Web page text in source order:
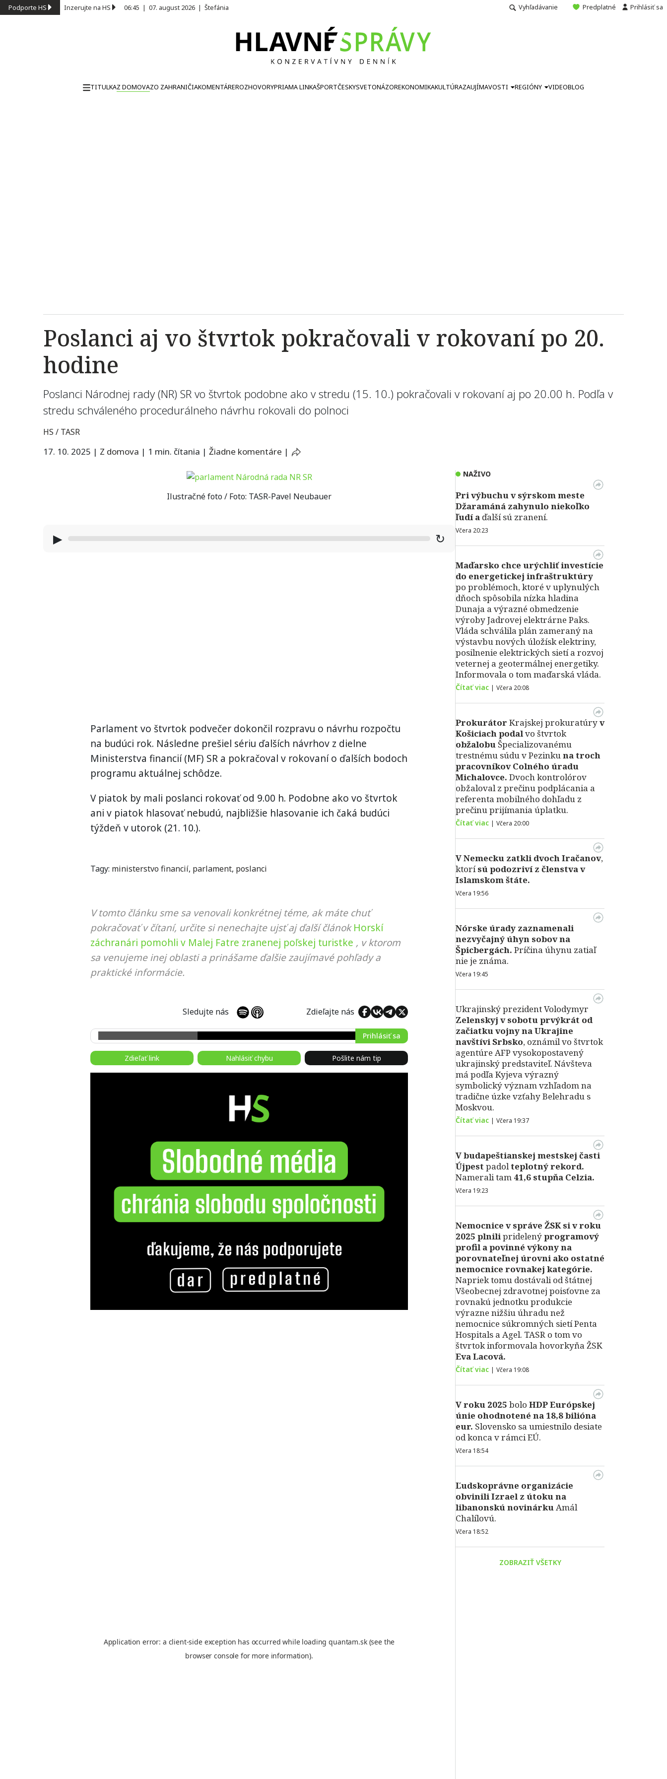
Podporte HS Inzerujte na HS 06:45 | 07. august 2026 | Štefánia Vyhľadávanie Predplatné Prihlásiť sa
TITULKAZ DOMOVAZO ZAHRANIČIAKOMENTÁREROZHOVORYPRIAMA LINKAŠPORTČESKYSVETONÁZOREKONOMIKAKULTÚRAZAUJÍMAVOSTI REGIÓNY VIDEOBLOG
Poslanci aj vo štvrtok pokračovali v rokovaní po 20.
hodine
Poslanci Národnej rady (NR) SR vo štvrtok podobne ako v stredu (15. 10.) pokračovali v rokovaní aj po 20.00 h. Podľa v
stredu schváleného procedurálneho návrhu rokovali do polnoci
HS / TASR
17. 10. 2025 | Z domova | 1 min. čítania | Žiadne komentáre |
Ilustračné foto / Foto: TASR-Pavel Neubauer
▶ ↻
Parlament vo štvrtok podvečer dokončil rozpravu o návrhu rozpočtu
na budúci rok. Následne prešiel sériu ďalších návrhov z dielne
Ministerstva financií (MF) SR a pokračoval v rokovaní o ďalších bodoch
programu aktuálnej schôdze.
V piatok by mali poslanci rokovať od 9.00 h. Podobne ako vo štvrtok
ani v piatok hlasovať nebudú, najbližšie hlasovanie ich čaká budúci
týždeň v utorok (21. 10.).
Tagy: ministerstvo financií, parlament, poslanci
V tomto článku sme sa venovali konkrétnej téme, ak máte chuť
pokračovať v čítaní, určite si nenechajte ujsť aj ďalší článok Horskí
záchranári pomohli v Malej Fatre zranenej poľskej turistke , v ktorom
sa venujeme inej oblasti a prinášame ďalšie zaujímavé pohľady a
praktické informácie.
Sledujte nás Zdieľajte nás
Prihlásiť sa
Zdieľať link Nahlásiť chybu Pošlite nám tip
NAŽIVO
Pri výbuchu v sýrskom meste
Džaramáná zahynulo niekoľko
ľudí a ďalší sú zranení.
Včera 20:23
Maďarsko chce urýchliť investície
do energetickej infraštruktúry
po problémoch, ktoré v uplynulých
dňoch spôsobila nízka hladina
Dunaja a výrazné obmedzenie
výroby Jadrovej elektrárne Paks.
Vláda schválila plán zameraný na
výstavbu nových úložísk elektriny,
posilnenie elektrických sietí a rozvoj
veternej a geotermálnej energetiky.
Informovala o tom maďarská vláda.
Čítať viac | Včera 20:08
Prokurátor Krajskej prokuratúryv
Košiciach podalvo štvrtok
obžalobu Špecializovanému
trestnému súdu v Pezinkuna troch
pracovníkov Colného úradu
Michalovce. Dvoch kontrolórov
obžaloval z prečinu podplácania a
referenta mobilného dohľadu z
prečinu prijímania úplatku.
Čítať viac | Včera 20:00
V Nemecku zatkli dvoch Iračanov,
ktorísú podozriví z členstva v
Islamskom štáte.
Včera 19:56
Nórske úrady zaznamenali
nezvyčajný úhyn sobov na
Špicbergách. Príčina úhynu zatiaľ
nie je známa.
Včera 19:45
Ukrajinský prezident Volodymyr
Zelenskyj v sobotu prvýkrát od
začiatku vojny na Ukrajine
navštívi Srbsko, oznámil vo štvrtok
agentúre AFP vysokopostavený
ukrajinský predstaviteľ. Návšteva
má podľa Kyjeva výrazný
symbolický význam vzhľadom na
tradične úzke vzťahy Belehradu s
Moskvou.
Čítať viac | Včera 19:37
Vbudapeštianskej mestskej časti
Újpestpadolteplotný rekord.
Namerali tam 41,6 stupňa Celzia.
Včera 19:23
Nemocnice v správe ŽSK si v roku
2025 plnilipridelenýprogramový
profil a povinné výkony na
porovnateľnej úrovni ako ostatné
nemocnice rovnakej kategórie.
Napriek tomu dostávali od štátnej
Všeobecnej zdravotnej poisťovne za
rovnakú jednotku produkcie
výrazne nižšiu úhradu než
nemocnice súkromných sietí Penta
Hospitals a Agel. TASR o tom vo
štvrtok informovala hovorkyňa ŽSK
Eva Lacová.
Čítať viac | Včera 19:08
V roku 2025 bolo HDPEurópskej
únie ohodnotené na 18,8 bilióna
eur. Slovensko sa umiestnilo desiate
od konca v rámci EÚ.
Včera 18:54
Ľudskoprávne organizácie
obvinili Izrael z útoku na
libanonskú novinárkuAmál
Chalílovú.
Včera 18:52
ZOBRAZIŤ VŠETKY